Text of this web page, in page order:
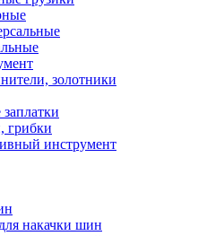
золотники
грибки
инструмент
накачки шин